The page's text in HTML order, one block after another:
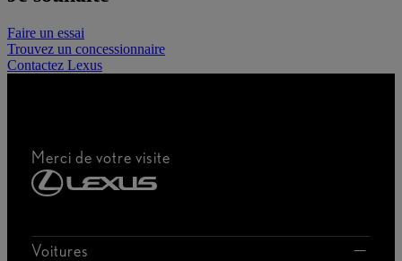
Faire un essai
Trouvez un concessionnaire
Contactez Lexus
Merci de votre visite
Voitures